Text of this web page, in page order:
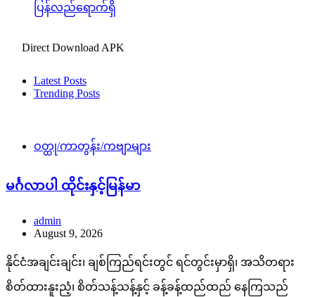
ပြန်လည်ရောက်ရှိ
Direct Download APK
Latest Posts
Trending Posts
ဝတ္ထု/ကာတွန်း/ကဗျာများ
မင်္ဂလာပါ ထိုင်းနှင့်မြန်မာ
admin
August 9, 2026
နိုင်ငံအချင်းချင်း၊ ချစ်ကြည်ရင်းတွင် ရင်တွင်းမှာရှိ၊ အသိတရား
စိတ်ထားနူးညံ့၊ စိတ်သန့်သန့်နှင့် ခန့်ခန့်ထည်ထည် နေကြသည်